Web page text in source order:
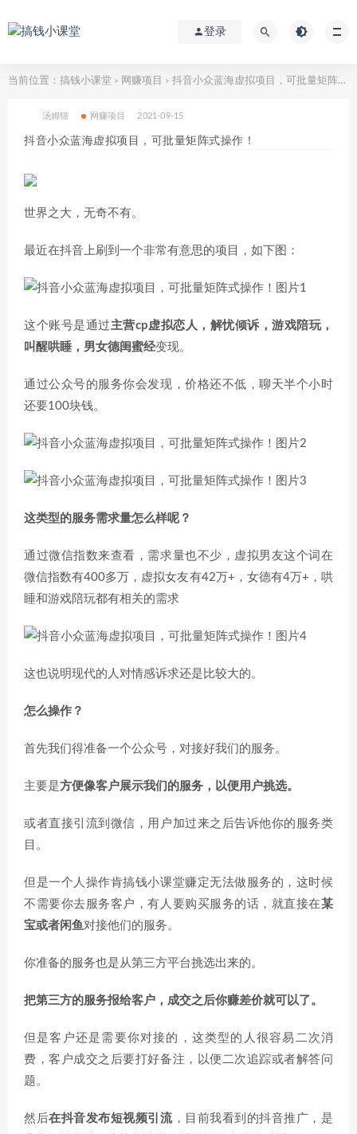
登录
当前位置： 搞钱小课堂 > 网赚项目 > 抖音小众蓝海虚拟项目，可批量矩阵式操作！
汤姆猫 网赚项目 2021-09-15
抖音小众蓝海虚拟项目，可批量矩阵式操作！
世界之大，无奇不有。
最近在抖音上刷到一个非常有意思的项目，如下图：
这个账号是通过主营cp虚拟恋人，解忧倾诉，游戏陪玩，
叫醒哄睡，男女德闺蜜经变现。
通过公众号的服务你会发现，价格还不低，聊天半个小时
还要100块钱。
这类型的服务需求量怎么样呢？
通过微信指数来查看，需求量也不少，虚拟男友这个词在
微信指数有400多万，虚拟女友有42万+，女德有4万+，哄
睡和游戏陪玩都有相关的需求
这也说明现代的人对情感诉求还是比较大的。
怎么操作？
首先我们得准备一个公众号，对接好我们的服务。
主要是方便像客户展示我们的服务，以便用户挑选。
或者直接引流到微信，用户加过来之后告诉他你的服务类
目。
但是一个人操作肯搞钱小课堂赚定无法做服务的，这时候
不需要你去服务客户，有人要购买服务的话，就直接在某
宝或者闲鱼对接他们的服务。
你准备的服务也是从第三方平台挑选出来的。
把第三方的服务报给客户，成交之后你赚差价就可以了。
但是客户还是需要你对接的，这类型的人很容易二次消
费，客户成交之后要打好备注，以便二次追踪或者解答问
题。
然后在抖音发布短视频引流，目前我看到的抖音推广，是